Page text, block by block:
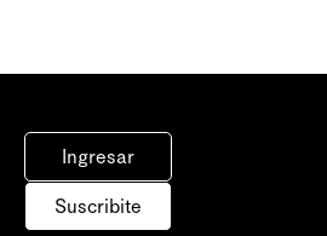
Ingresar
Suscribite